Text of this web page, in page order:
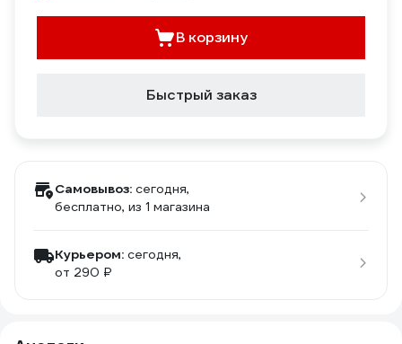
В корзину
Быстрый заказ
Самовывоз: сегодня,
бесплатно, из 1 магазина
Курьером: сегодня,
от 290 ₽